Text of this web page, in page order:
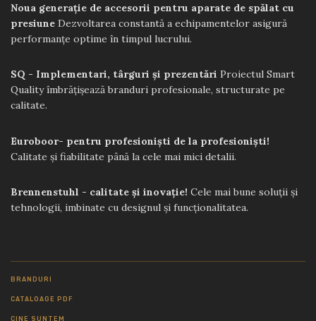
Noua generație de accesorii pentru aparate de spălat cu
presiune Dezvoltarea constantă a echipamentelor asigură
performanțe optime în timpul lucrului.
SQ - Implementari, târguri și prezentări Proiectul Smart
Quality îmbrățișează branduri profesionale, structurate pe
calitate.
Euroboor- pentru profesioniști de la profesioniști!
Calitate și fiabilitate până la cele mai mici detalii.
Brennenstuhl - calitate și inovație! Cele mai bune soluții și
tehnologii, imbinate cu designul și funcționalitatea.
BRANDURI
CATALOAGE PDF
CINE SUNTEM